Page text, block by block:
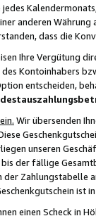
anderen
dass die
Ihre Vergütung
Kontoinhabers
entscheiden,
Wir übersenden
unseren
der fällige
der
ist
einen Scheck in